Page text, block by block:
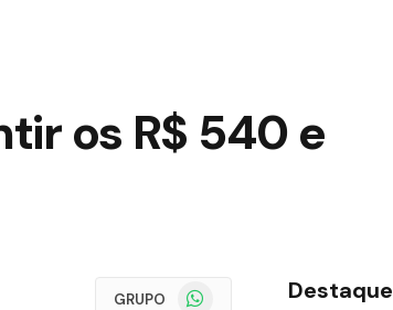
os R$ 540 e
GRUPO WhatsApp Destaque